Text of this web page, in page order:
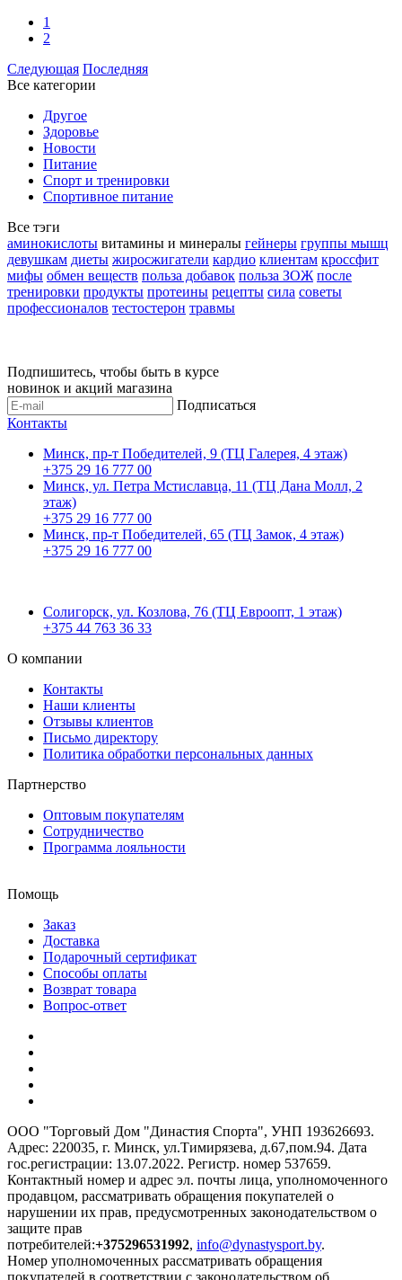
1
2
Следующая Последняя
Все категории
Другое
Здоровье
Новости
Питание
Спорт и тренировки
Спортивное питание
Все тэги
аминокислоты витамины и минералы гейнеры группы мышц
девушкам диеты жиросжигатели кардио клиентам кроссфит
мифы обмен веществ польза добавок польза ЗОЖ после
тренировки продукты протеины рецепты сила советы
профессионалов тестостерон травмы
Подпишитесь, чтобы быть в курсе
новинок и акций магазина
Подписаться
Контакты
Минск, пр-т Победителей, 9 (ТЦ Галерея, 4 этаж)
+375 29 16 777 00
Минск, ул. Петра Мстиславца, 11 (ТЦ Дана Молл, 2
этаж)
+375 29 16 777 00
Минск, пр-т Победителей, 65 (ТЦ Замок, 4 этаж)
+375 29 16 777 00
Солигорск, ул. Козлова, 76 (ТЦ Евроопт, 1 этаж)
+375 44 763 36 33
О компании
Контакты
Наши клиенты
Отзывы клиентов
Письмо директору
Политика обработки персональных данных
Партнерство
Оптовым покупателям
Сотрудничество
Программа лояльности
Помощь
Заказ
Доставка
Подарочный сертификат
Способы оплаты
Возврат товара
Вопрос-ответ
ООО "Торговый Дом "Династия Спорта", УНП 193626693.
Адрес: 220035, г. Минск, ул.Тимирязева, д.67,пом.94. Дата
гос.регистрации: 13.07.2022. Регистр. номер 537659.
Контактный номер и адрес эл. почты лица, уполномоченного
продавцом, рассматривать обращения покупателей о
нарушении их прав, предусмотренных законодательством о
защите прав
потребителей:+375296531992, info@dynastysport.by.
Номер уполномоченных рассматривать обращения
покупателей в соответствии с законодательством об